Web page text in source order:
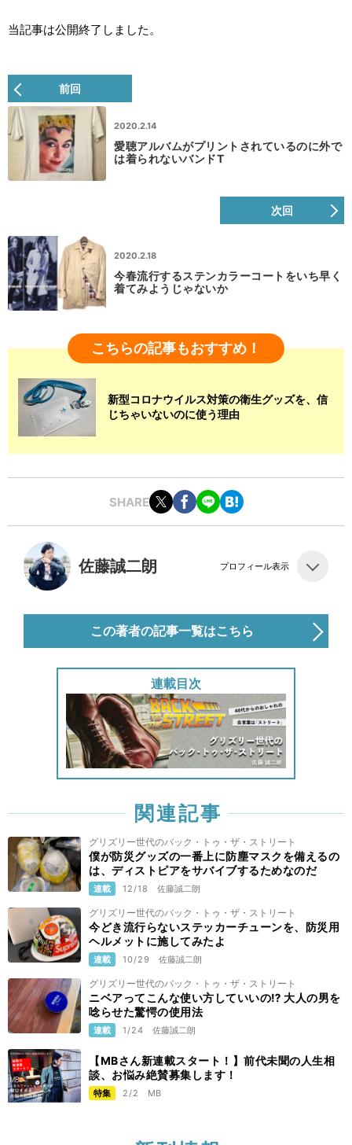
当記事は公開終了しました。
前回
2020.2.14
愛聴アルバムがプリントされているのに外で
は着られないバンドT
次回
2020.2.18
今春流行するステンカラーコートをいち早く
着てみようじゃないか
こちらの記事もおすすめ！
新型コロナウイルス対策の衛生グッズを、信
じちゃいないのに使う理由
SHARE
佐藤誠二朗 プロフィール表示
この著者の記事一覧はこちら
連載目次
関連記事
グリズリー世代のバック・トゥ・ザ・ストリート
僕が防災グッズの一番上に防塵マスクを備えるの
は、ディストピアをサバイブするためなのだ
連載 12/18 佐藤誠二朗
グリズリー世代のバック・トゥ・ザ・ストリート
今どき流行らないステッカーチューンを、防災用
ヘルメットに施してみたよ
連載 10/29 佐藤誠二朗
グリズリー世代のバック・トゥ・ザ・ストリート
ニベアってこんな使い方していいの⁉︎ 大人の男を
唸らせた驚愕の使用法
連載 1/24 佐藤誠二朗
【MBさん新連載スタート！】前代未聞の人生相
談、お悩み絶賛募集します！
特集 2/2 MB